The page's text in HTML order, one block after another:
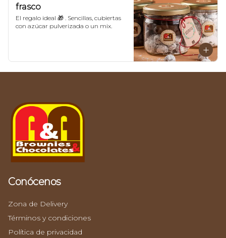
frasco
El regalo ideal 🎁 . Sencillas, cubiertas
con azúcar pulverizada o un mix.
Conócenos
Zona de Delivery
Términos y condiciones
Política de privacidad